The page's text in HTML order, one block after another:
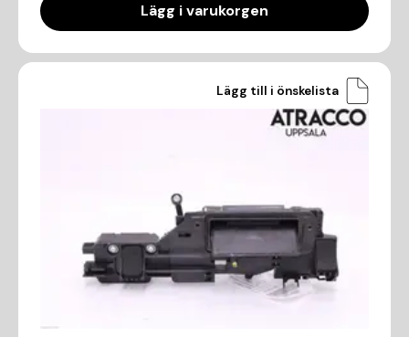
Lägg i varukorgen
Lägg till i önskelista